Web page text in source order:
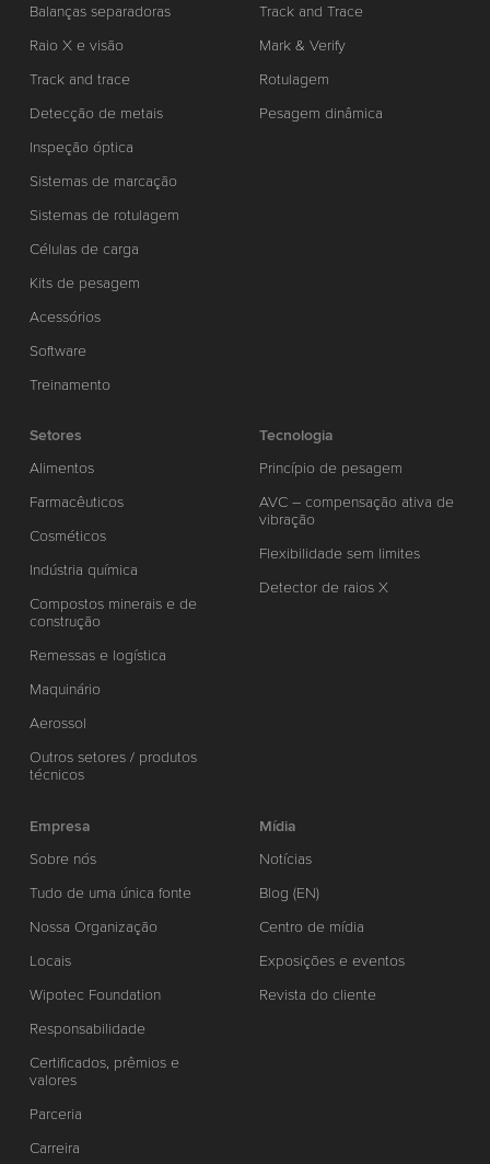
Balanças separadoras
Raio X e visão
Track and trace
Detecção de metais
Inspeção óptica
Sistemas de marcação
Sistemas de rotulagem
Células de carga
Kits de pesagem
Acessórios
Software
Treinamento
Track and Trace
Mark & Verify
Rotulagem
Pesagem dinâmica
Setores
Alimentos
Farmacêuticos
Cosméticos
Indústria química
Compostos minerais e de
construção
Remessas e logística
Maquinário
Aerossol
Outros setores / produtos
técnicos
Tecnologia
Princípio de pesagem
AVC – compensação ativa de
vibração
Flexibilidade sem limites
Detector de raios X
Empresa
Sobre nós
Tudo de uma única fonte
Nossa Organização
Locais
Wipotec Foundation
Responsabilidade
Certificados, prêmios e
valores
Parceria
Carreira
Mídia
Notícias
Blog (EN)
Centro de mídia
Exposições e eventos
Revista do cliente